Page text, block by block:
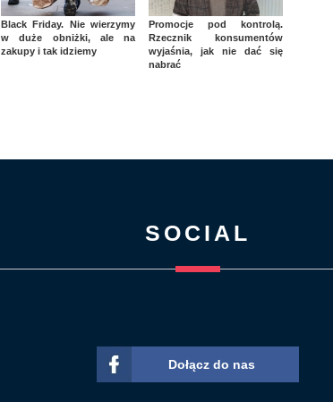
Black Friday. Nie wierzymy
w duże obniżki, ale na
zakupy i tak idziemy
Promocje pod kontrolą.
Rzecznik konsumentów
wyjaśnia, jak nie dać się
nabrać
SOCIAL
Dołącz do nas